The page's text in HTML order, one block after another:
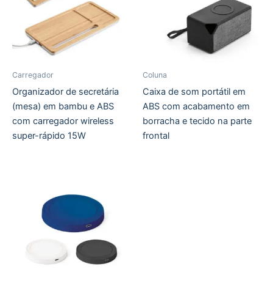
Carregador
Organizador de secretária
(mesa) em bambu e ABS
com carregador wireless
super-rápido 15W
Coluna
Caixa de som portátil em
ABS com acabamento em
borracha e tecido na parte
frontal